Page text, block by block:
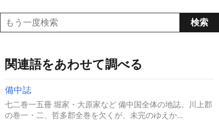
関連語をあわせて調べる
備中誌
七二巻一五冊 堀家・大原家など 備中国全体の地誌。川上郡
の巻一・二、哲多郡全巻を欠くが、未完のゆえか...